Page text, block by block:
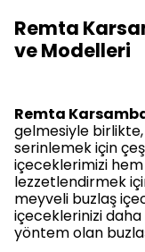
Remta
ve Modelleri
Remta
gelmesiyle
serinlemek için
içeceklerimizi
lezzetlendirmek
meyveli buzlaş
içeceklerinizi
yöntem olan